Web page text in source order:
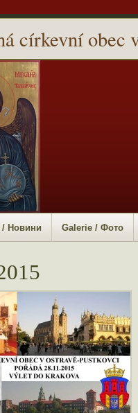
církevní obec
/ Новини Galerie / Фото